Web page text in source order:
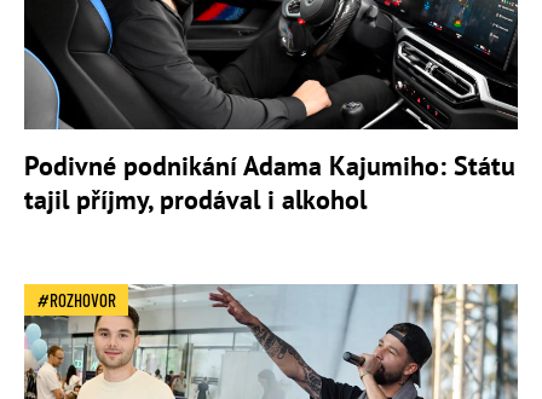
Podivné podnikání Adama Kajumiho: Státu
tajil příjmy, prodával i alkohol
ROZHOVOR